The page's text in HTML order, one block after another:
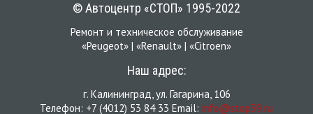
© Автоцентр «СТОП» 1995-2022
Ремонт и техническое обслуживание
«Peugeot» | «Renault» | «Citroen»
Наш адрес:
г. Калининград, ул. Гагарина, 106
Телефон: +7 (4012) 53 84 33 Email: info@stop39.ru